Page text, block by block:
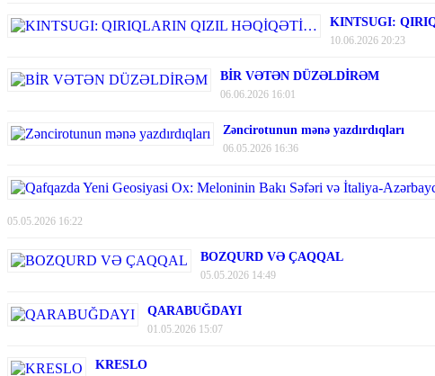
KINTSUGI:
10.06.2026 20:23
BİR VƏTƏN DÜZƏLDİRƏM
06.06.2026 16:01
Zəncirotunun mənə yazdırdıqları
06.05.2026 16:36
05.05.2026 16:22
BOZQURD VƏ ÇAQQAL
05.05.2026 14:49
QARABUĞDAYI
01.05.2026 15:07
KRESLO